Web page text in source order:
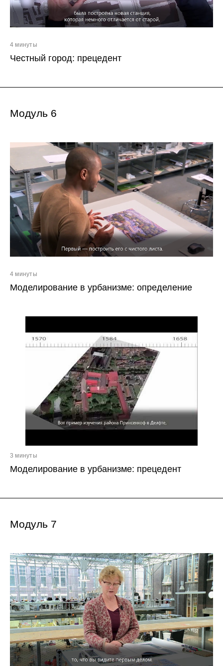
4 минуты
Честный город: прецедент
Модуль 6
4 минуты
Моделирование в урбанизме: определение
3 минуты
Моделирование в урбанизме: прецедент
Модуль 7